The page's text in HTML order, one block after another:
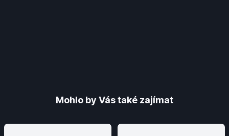
Mohlo by Vás také zajímat